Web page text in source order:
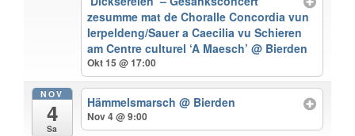
zesumme mat de Choralle Concordia vun
Ierpeldeng/Sauer a Caecilia vu Schieren
am Centre culturel ‘A Maesch’@ Bierden
Okt 15 @ 17:00
NOV
4
Sa
Hämmelsmarsch@ Bierden
Nov 4 @ 9:00